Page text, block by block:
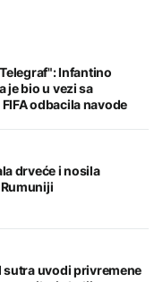
Infantino
je bio u vezi sa
odbacila navode
drveće i nosila
sutra uvodi privremene